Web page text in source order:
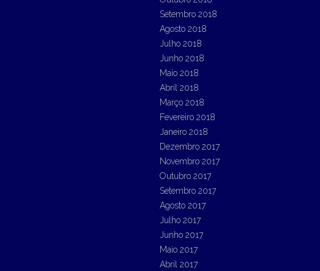
Setembro 2018
Agosto 2018
Julho 2018
Junho 2018
Maio 2018
Abril 2018
Março 2018
Fevereiro 2018
Janeiro 2018
Dezembro 2017
Novembro 2017
Outubro 2017
Setembro 2017
Agosto 2017
Julho 2017
Junho 2017
Maio 2017
Abril 2017